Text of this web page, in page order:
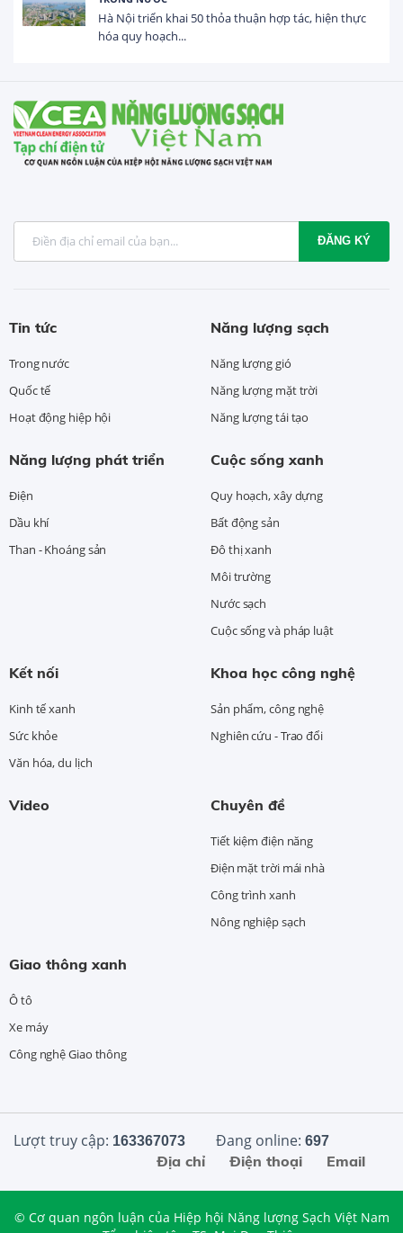
Hà Nội triển khai 50 thỏa thuận hợp tác, hiện thực
hóa quy hoạch...
ĐĂNG KÝ
Tin tức
Trong nước
Quốc tế
Hoạt động hiệp hội
Năng lượng sạch
Năng lượng gió
Năng lượng mặt trời
Năng lượng tái tạo
Năng lượng phát triển
Điện
Dầu khí
Than - Khoáng sản
Cuộc sống xanh
Quy hoạch, xây dựng
Bất động sản
Đô thị xanh
Môi trường
Nước sạch
Cuộc sống và pháp luật
Kết nối
Kinh tế xanh
Sức khỏe
Văn hóa, du lịch
Khoa học công nghệ
Sản phẩm, công nghệ
Nghiên cứu - Trao đổi
Video Chuyên đề
Tiết kiệm điện năng
Điện mặt trời mái nhà
Công trình xanh
Nông nghiệp sạch
Giao thông xanh
Ô tô
Xe máy
Công nghệ Giao thông
Lượt truy cập: 163367073 Đang online: 697
Email
Điện thoại
Địa chỉ
© Cơ quan ngôn luận của Hiệp hội Năng lượng Sạch Việt Nam